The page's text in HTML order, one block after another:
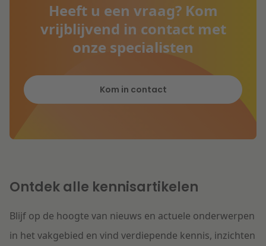
Heeft u een vraag? Kom
vrijblijvend in contact met
onze specialisten
Kom in contact
Ontdek alle kennisartikelen
Blijf op de hoogte van nieuws en actuele onderwerpen
in het vakgebied en vind verdiepende kennis, inzichten